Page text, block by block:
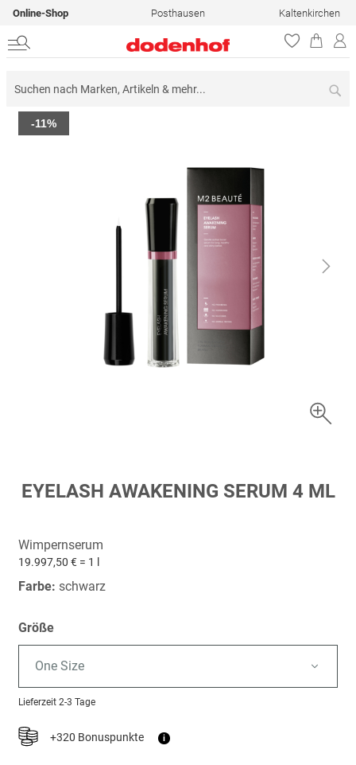
Online-Shop Posthausen Kaltenkirchen
Zum
Ende
-11%
Zum
Anfang
springen
EYELASH AWAKENING SERUM 4 ML
Wimpernserum
19.997,50 € = 1 l
Farbe: schwarz
Größe
One Size
Lieferzeit 2-3 Tage
+320 Bonuspunkte i